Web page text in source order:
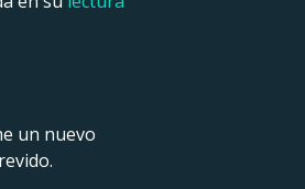
un nuevo